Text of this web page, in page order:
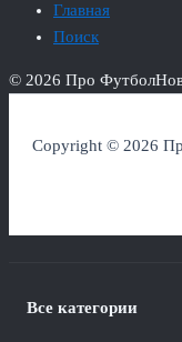
Главная
Поиск
© 2026 Про Футбол
Copyright © 2026
Все категории